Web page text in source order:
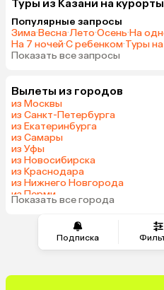
Подписка
Туры из Казани на
Популярные запросы
Зима·Весна·Лето·Осень·На
На 7 ночей·С ребенком·Туры
Показать все запросы
Вылеты из городов
из Москвы
из Санкт-Петербурга
из Екатеринбурга
из Самары
из Уфы
из Новосибирска
из Краснодара
из Нижнего Новгорода
из Перми
из Сочи
Показать все города